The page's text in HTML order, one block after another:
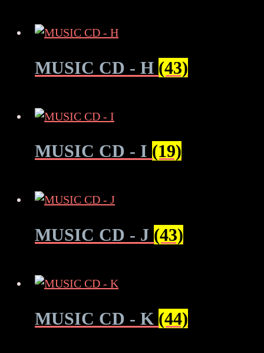
MUSIC CD - H (43)
MUSIC CD - I (19)
MUSIC CD - J (43)
MUSIC CD - K (44)